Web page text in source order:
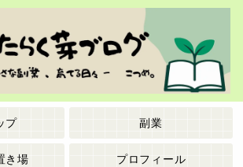
プ 副業
き場 プロフィール